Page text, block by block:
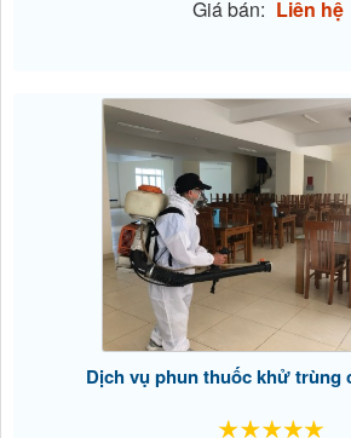
Giá bán: Liên hệ
Dịch vụ phun thuốc khử trùng